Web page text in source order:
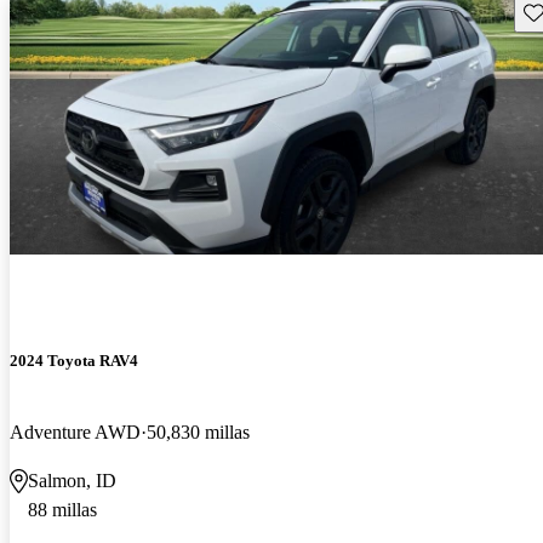
2024 Toyota RAV4
Adventure AWD 50,830 millas
Salmon, ID
88 millas